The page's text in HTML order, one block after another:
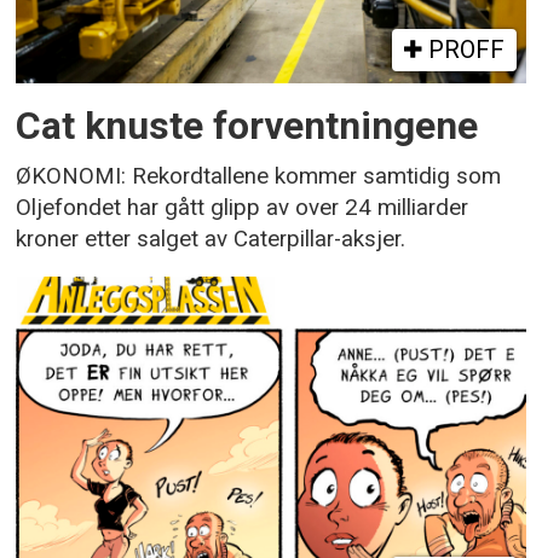
PROFF
Cat knuste forventningene
ØKONOMI: Rekordtallene kommer samtidig som
Oljefondet har gått glipp av over 24 milliarder
kroner etter salget av Caterpillar-aksjer.